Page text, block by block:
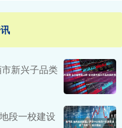
新兴子品类
段一校建设